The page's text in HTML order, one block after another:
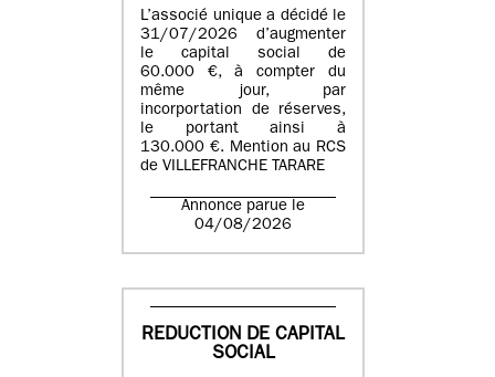
L’associé unique a décidé le
31/07/2026 d’augmenter
le capital social de
60.000 €, à compter du
même jour, par
incorportation de réserves,
le portant ainsi à
130.000 €. Mention au RCS
de VILLEFRANCHE TARARE
Annonce parue le
04/08/2026
REDUCTION DE CAPITAL
SOCIAL